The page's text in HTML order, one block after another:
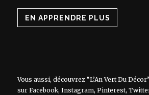
EN APPRENDRE PLUS
Vous aussi, découvrez “L’An Vert Du
sur Facebook, Instagram, Pinterest,